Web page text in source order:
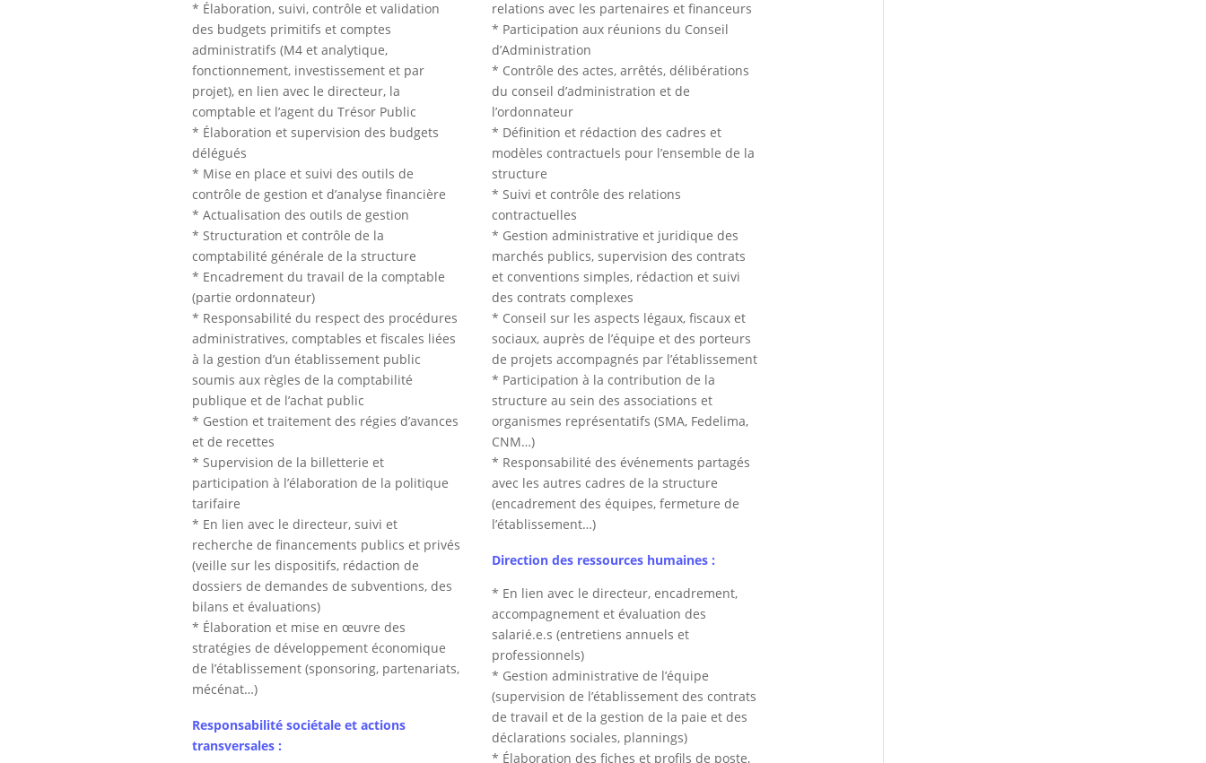
* Élaboration, suivi, contrôle et validation
des budgets primitifs et comptes
administratifs (M4 et analytique,
fonctionnement, investissement et par
projet), en lien avec le directeur, la
comptable et l’agent du Trésor Public
* Élaboration et supervision des budgets
délégués
* Mise en place et suivi des outils de
contrôle de gestion et d’analyse financière
* Actualisation des outils de gestion
* Structuration et contrôle de la
comptabilité générale de la structure
* Encadrement du travail de la comptable
(partie ordonnateur)
* Responsabilité du respect des procédures
administratives, comptables et fiscales liées
à la gestion d’un établissement public
soumis aux règles de la comptabilité
publique et de l’achat public
* Gestion et traitement des régies d’avances
et de recettes
* Supervision de la billetterie et
participation à l’élaboration de la politique
tarifaire
* En lien avec le directeur, suivi et
recherche de financements publics et privés
(veille sur les dispositifs, rédaction de
dossiers de demandes de subventions, des
bilans et évaluations)
* Élaboration et mise en œuvre des
stratégies de développement économique
de l’établissement (sponsoring, partenariats,
mécénat…)
Responsabilité sociétale et actions
transversales :
relations avec les partenaires et financeurs
* Participation aux réunions du Conseil
d’Administration
* Contrôle des actes, arrêtés, délibérations
du conseil d’administration et de
l’ordonnateur
* Définition et rédaction des cadres et
modèles contractuels pour l’ensemble de la
structure
* Suivi et contrôle des relations
contractuelles
* Gestion administrative et juridique des
marchés publics, supervision des contrats
et conventions simples, rédaction et suivi
des contrats complexes
* Conseil sur les aspects légaux, fiscaux et
sociaux, auprès de l’équipe et des porteurs
de projets accompagnés par l’établissement
* Participation à la contribution de la
structure au sein des associations et
organismes représentatifs (SMA, Fedelima,
CNM…)
* Responsabilité des événements partagés
avec les autres cadres de la structure
(encadrement des équipes, fermeture de
l’établissement…)
Direction des ressources humaines :
* En lien avec le directeur, encadrement,
accompagnement et évaluation des
salarié.e.s (entretiens annuels et
professionnels)
* Gestion administrative de l’équipe
(supervision de l’établissement des contrats
de travail et de la gestion de la paie et des
déclarations sociales, plannings)
* Élaboration des fiches et profils de poste,